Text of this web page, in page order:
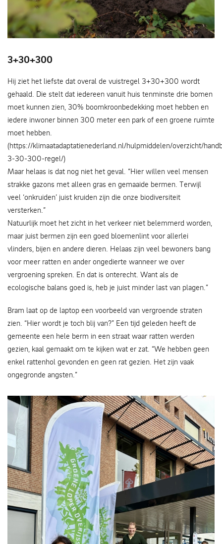
3+30+300
Hij ziet het liefste dat overal de vuistregel 3+30+300 wordt
gehaald. Die stelt dat iedereen vanuit huis tenminste drie bomen
moet kunnen zien, 30% boomkroonbedekking moet hebben en
iedere inwoner binnen 300 meter een park of een groene ruimte
moet hebben.
(https://klimaatadaptatienederland.nl/hulpmiddelen/overzicht/
3-30-300-regel/)
Maar helaas is dat nog niet het geval. “Hier willen veel mensen
strakke gazons met alleen gras en gemaaide bermen. Terwijl
veel ‘onkruiden’ juist kruiden zijn die onze biodiversiteit
versterken.”
Natuurlijk moet het zicht in het verkeer niet belemmerd worden,
maar juist bermen zijn een goed bloemenlint voor allerlei
vlinders, bijen en andere dieren. Helaas zijn veel bewoners bang
voor meer ratten en ander ongedierte wanneer we over
vergroening spreken. En dat is onterecht. Want als de
ecologische balans goed is, heb je juist minder last van plagen.”
Bram laat op de laptop een voorbeeld van vergroende straten
zien. “Hier wordt je toch blij van?” Een tijd geleden heeft de
gemeente een hele berm in een straat waar ratten werden
gezien, kaal gemaakt om te kijken wat er zat. “We hebben geen
enkel rattenhol gevonden en geen rat gezien. Het zijn vaak
ongegronde angsten.”